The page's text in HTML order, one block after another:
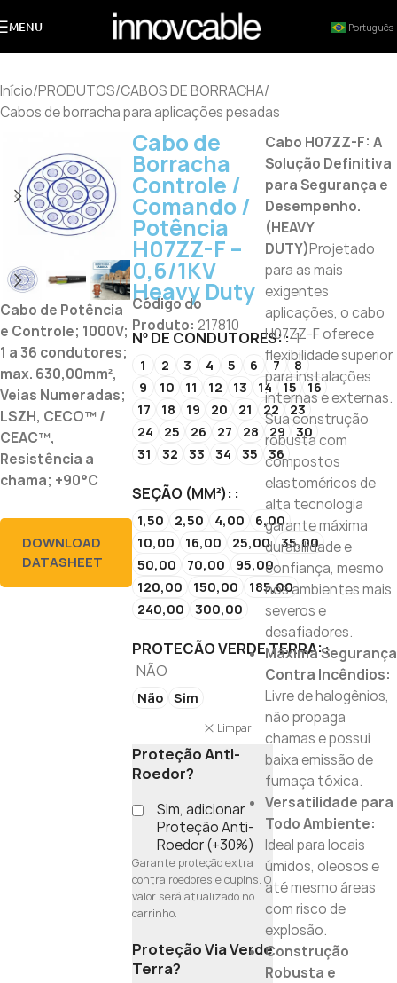
MENU Português
Início/PRODUTOS/CABOS DE BORRACHA/
Cabos de borracha para aplicações pesadas
Cabo de Potência
e Controle; 1000V;
1 a 36 condutores;
max. 630,00mm²,
Veias Numeradas;
LSZH, CECO™ /
CEAC™,
Resistência a
chama; +90°C
DOWNLOAD
DATASHEET
Cabo de
Borracha
Controle /
Comando /
Potência
H07ZZ-F –
0,6/1KV
Heavy Duty
Código do
Produto: 217810
Nº DE CONDUTORES: 1
1 2 3 4 5 6 7
8
9
10 11 12 13 14 15
16
17
18 19 20 21 22
23
24
25 26 27 28 29
30
31
32 33 34 35 36
SEÇÃO (MM²):
1,50 2,50 4,00
6,00
10,00
16,00 25,00
35,00
50,00
70,00
95,00
120,00
150,00
185,00
240,00
300,00
PROTECÃO VERDE TERRA:
NÃO
Não Sim
Limpar
Proteção Anti-
Roedor?
Sim, adicionar
Proteção Anti-
Roedor (+30%)
Garante proteção extra
contra roedores e cupins. O
valor será atualizado no
carrinho.
Proteção Via Verde
Terra?
Cabo H07ZZ-F: A
Solução Definitiva
para Segurança e
Desempenho.
(HEAVY
DUTY)Projetado
para as mais
exigentes
aplicações, o cabo
H07ZZ-F oferece
flexibilidade superior
para instalações
internas e externas.
Sua construção
robusta com
compostos
elastoméricos de
alta tecnologia
garante máxima
durabilidade e
confiança, mesmo
nos ambientes mais
severos e
desafiadores.
Máxima Segurança
Contra Incêndios:
Livre de halogênios,
não propaga
chamas e possui
baixa emissão de
fumaça tóxica.
Versatilidade para
Todo Ambiente:
Ideal para locais
úmidos, oleosos e
até mesmo áreas
com risco de
explosão.
Construção
Robusta e